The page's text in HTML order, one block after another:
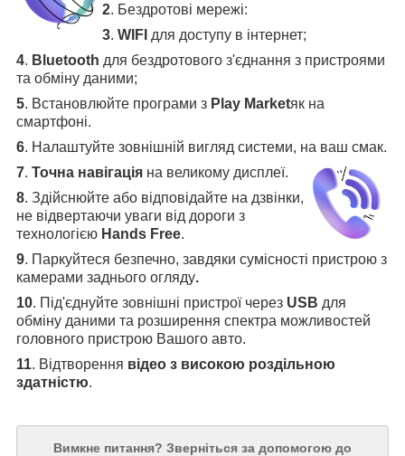
2. Бездротові мережі:
3. WIFI для доступу в інтернет;
4. Bluetooth для бездротового з'єднання з пристроями
та обміну даними;
5. Встановлюйте програми з Play Marketяк на
смартфоні.
6. Налаштуйте зовнішній вигляд системи, на ваш смак.
7. Точна навігація на великому дисплеї.
8. Здійснюйте або відповідайте на дзвінки,
не відвертаючи уваги від дороги з
технологією Hands Free.
9. Паркуйтеся безпечно, завдяки сумісності пристрою з
камерами заднього огляду.
10. Під'єднуйте зовнішні пристрої через USB для
обміну даними та розширення спектра можливостей
головного пристрою Вашого авто.
11. Відтворення відео з високою роздільною
здатністю.
Вимкне питання? Зверніться за допомогою до